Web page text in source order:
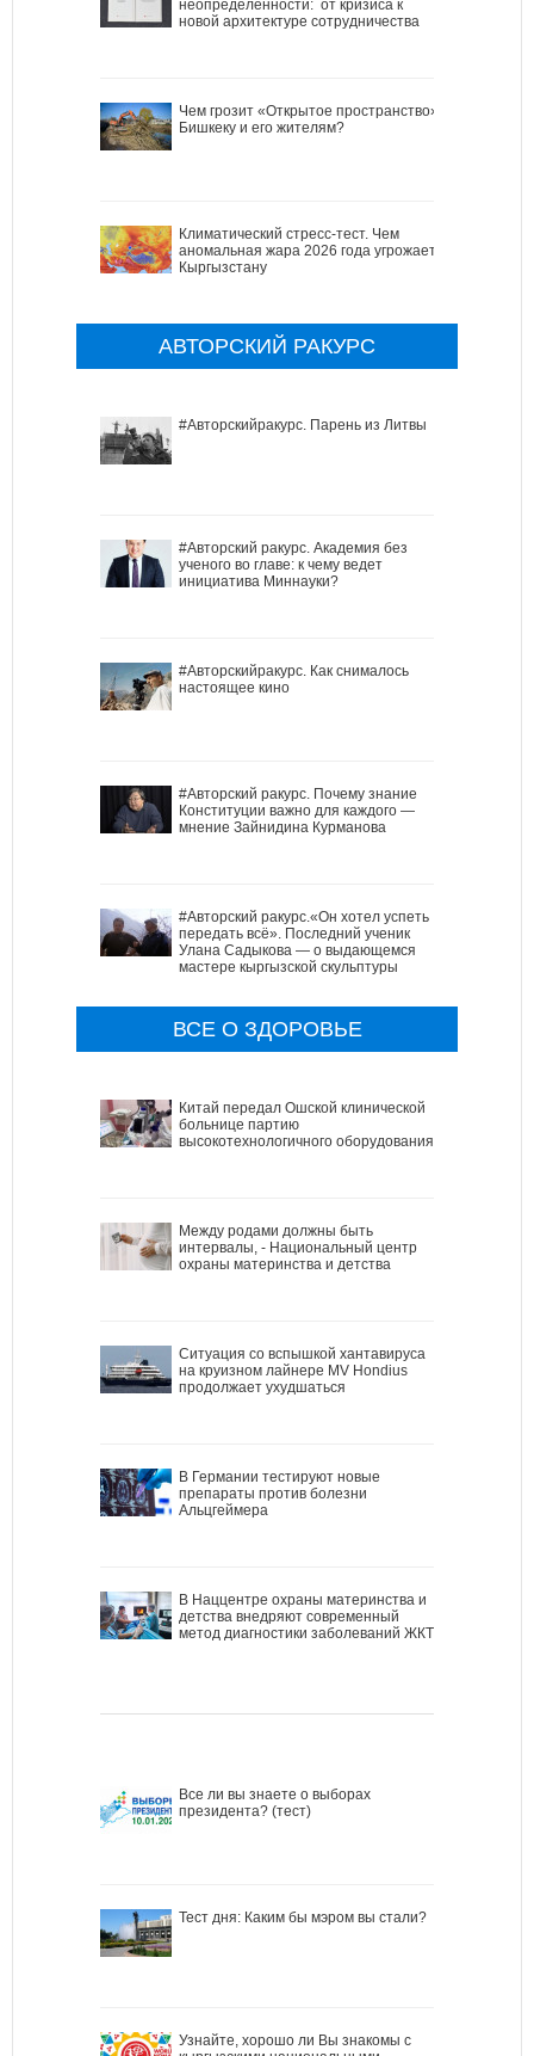
неопределенности: от кризиса к
новой архитектуре сотрудничества
Чем грозит «Открытое пространство»
Бишкеку и его жителям?
Климатический стресс-тест. Чем
аномальная жара 2026 года угрожает
Кыргызстану
АВТОРСКИЙ РАКУРС
#Авторскийракурс. Парень из Литвы
#Авторский ракурс. Академия без
ученого во главе: к чему ведет
инициатива Миннауки?
#Авторскийракурс. Как снималось
настоящее кино
#Авторский ракурс. Почему знание
Конституции важно для каждого —
мнение Зайнидина Курманова
#Авторский ракурс.«Он хотел успеть
передать всё». Последний ученик
Улана Садыкова — о выдающемся
мастере кыргызской скульптуры
ВСЕ О ЗДОРОВЬЕ
Китай передал Ошской клинической
больнице партию
высокотехнологичного оборудования
Между родами должны быть
интервалы, - Национальный центр
охраны материнства и детства
Ситуация со вспышкой хантавируса
на круизном лайнере MV Hondius
продолжает ухудшаться
В Германии тестируют новые
препараты против болезни
Альцгеймера
В Наццентре охраны материнства и
детства внедряют современный
метод диагностики заболеваний ЖКТ
Все ли вы знаете о выборах
президента? (тест)
Тест дня: Каким бы мэром вы стали?
Узнайте, хорошо ли Вы знакомы с